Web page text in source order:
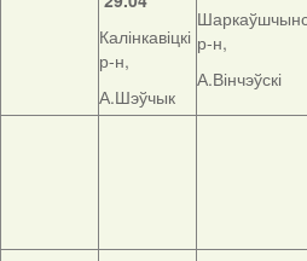
Калінкавіцкі
р-н,
А.Шэўчык
р-н,
А.Вінчэўскі